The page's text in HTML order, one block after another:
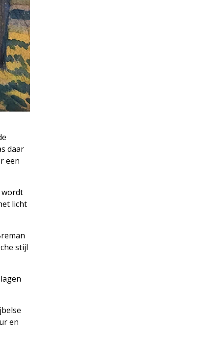
daar
een
wordt
licht
stijl
en